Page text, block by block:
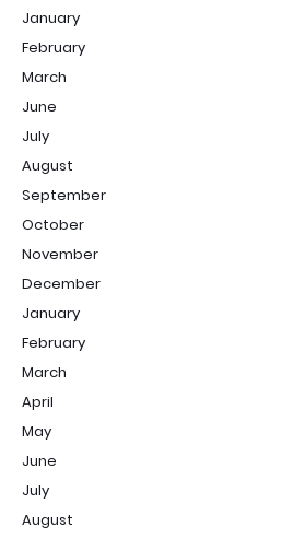
January
February
March
June
July
August
September
October
November
December
January
February
March
April
May
June
July
August